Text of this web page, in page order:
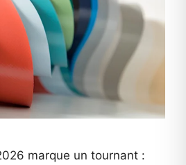
marque un tournant :